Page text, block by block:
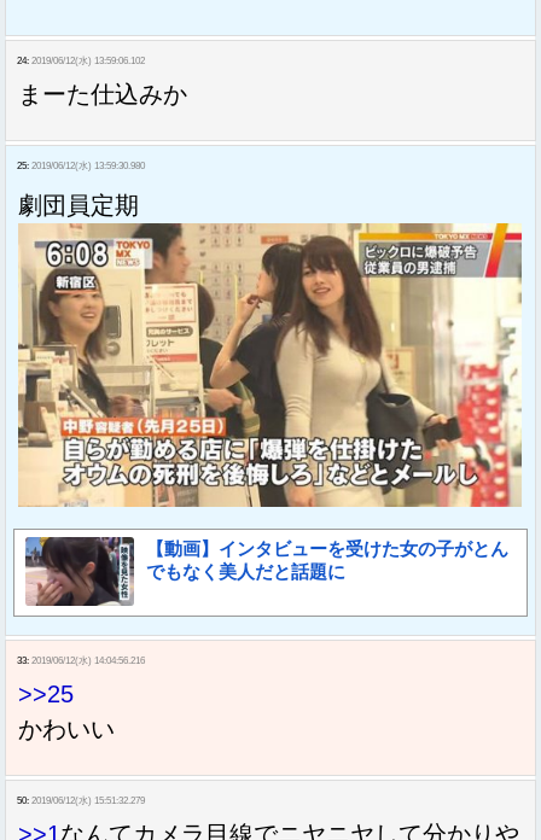
24: 2019/06/12(水) 13:59:06.102
まーた仕込みか
25: 2019/06/12(水) 13:59:30.980
劇団員定期
【動画】インタビューを受けた女の子がとん
でもなく美人だと話題に
33: 2019/06/12(水) 14:04:56.216
>>25
かわいい
50: 2019/06/12(水) 15:51:32.279
>>1なんてカメラ目線でニヤニヤして分かりや